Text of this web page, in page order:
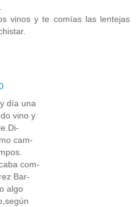
vinos y te comías las lentejas
día una
vino y
cam-
com-
Bar-
algo